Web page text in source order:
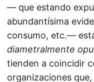
— que estando
abundantísima
consumo, etc.—
diametralmente
tienden a coincidir
organizaciones